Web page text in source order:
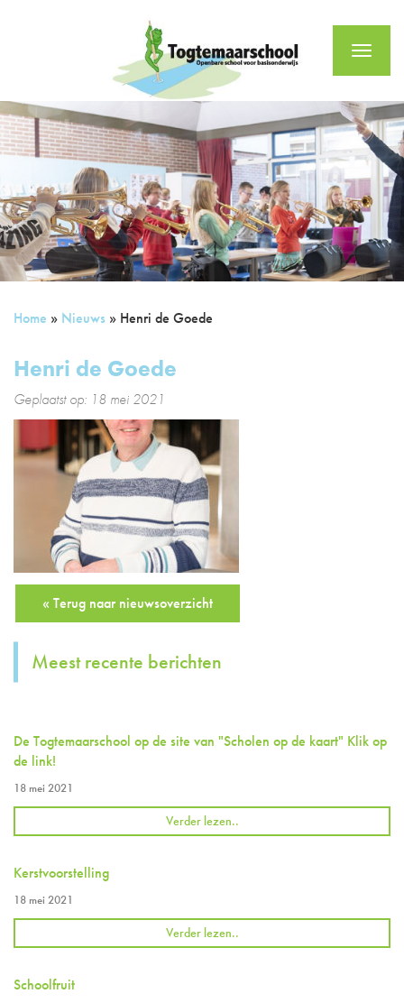
Menu
Home » Nieuws » Henri de Goede
Henri de Goede
Geplaatst op: 18 mei 2021
« Terug naar nieuwsoverzicht
Meest recente berichten
De Togtemaarschool op de site van "Scholen op de kaart" Klik op
de link!
18 mei 2021
Verder lezen..
Kerstvoorstelling
18 mei 2021
Verder lezen..
Schoolfruit